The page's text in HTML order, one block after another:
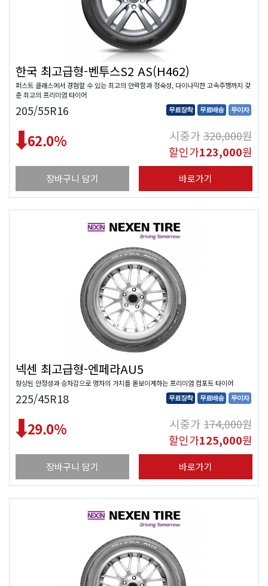
한국 최고급형-벤투스S2 AS(H462)
퍼스트 클래스에서 경험할 수 있는 최고의 안락함과 정숙성, 다이나믹한 고속주행까지 갖
춘 최고의 프리미엄 타이어
205/55R16 무료장착 무료배송 무이자
62.0% 시중가320,000원
할인가123,000원
장바구니 담기 바로가기
넥센 최고급형-엔페라AU5
향상된 안정성과 승차감으로 명차의 가치를 돋보이게하는 프리미엄 컴포트 타이어
225/45R18 무료장착 무료배송 무이자
29.0% 시중가174,000원
할인가125,000원
장바구니 담기 바로가기